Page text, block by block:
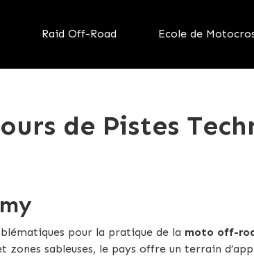
Raid Off-Road Ecole de
de Pistes
pour la pratique de la moto off-
sableuses, le pays offre un terrain